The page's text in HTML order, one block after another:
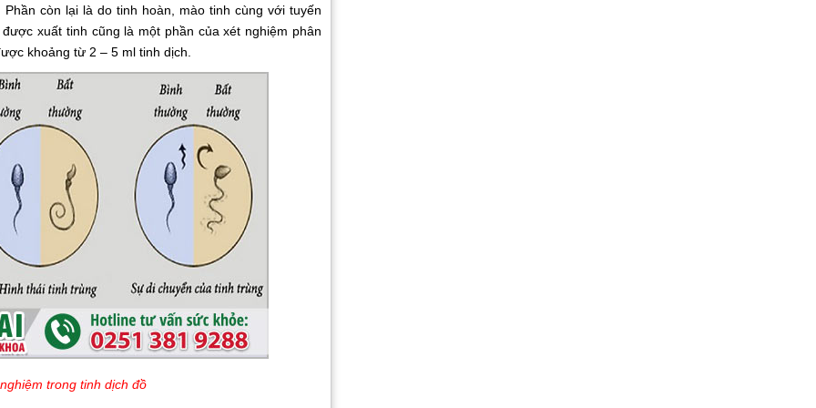
còn lại là do tinh hoàn, mào tinh cùng với tuyến
xuất tinh cũng là một phần của xét nghiệm phân
khoảng từ 2 – 5 ml tinh dịch.
trong tinh dịch đồ